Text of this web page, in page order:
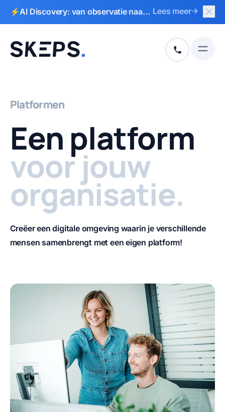
Naar hoofdinhoud
Naar voettekst
⚡AI Discovery: van observatie naar
Lees meer
+31 513 792
Open
Platformen
Een platform
voor jouw
organisatie.
Creëer een digitale omgeving waarin je verschillende
mensen samenbrengt met een eigen platform!